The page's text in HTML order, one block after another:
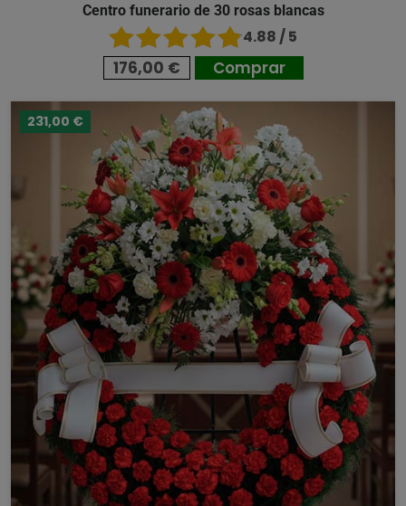
Centro funerario de 30 rosas blancas
4.88 / 5
176,00 € Comprar
231,00 €